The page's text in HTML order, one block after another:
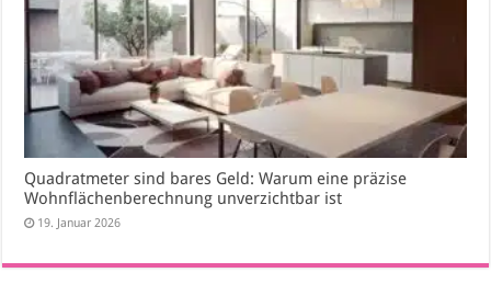
Quadratmeter sind bares Geld: Warum eine präzise
Wohnflächenberechnung unverzichtbar ist
19. Januar 2026